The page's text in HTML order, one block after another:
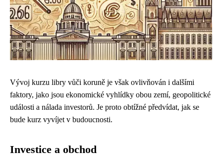
Vývoj kurzu libry vůči koruně je však ovlivňován i dalšími
faktory, jako jsou ekonomické vyhlídky obou zemí, geopolitické
události a nálada investorů. Je proto obtížné předvídat, jak se
bude kurz vyvíjet v budoucnosti.
Investice a obchod